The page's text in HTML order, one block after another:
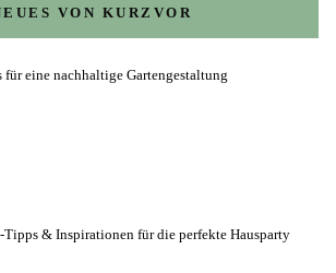
VON KURZVOR
für eine nachhaltige Gartengestaltung
Tipps & Inspirationen für die perfekte Hausparty